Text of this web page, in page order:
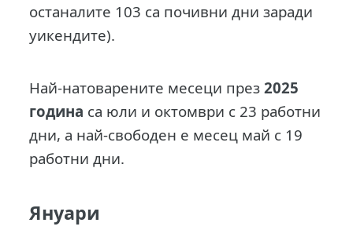
останалите 103 са почивни дни заради
уикендите).
Най-натоварените месеци през2025
година са юли и октомври с 23 работни
дни, а най-свободен е месец май с 19
работни дни.
Януари